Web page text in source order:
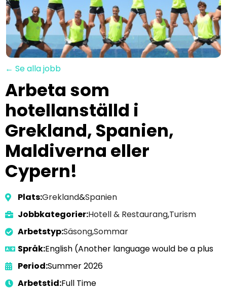
← Se alla jobb
Arbeta som
hotellanställd i
Grekland, Spanien,
Maldiverna eller
Cypern!
Plats:Grekland&Spanien
Jobbkategorier:Hotell & Restaurang,Turism
Arbetstyp:Säsong,Sommar
Språk:English (Another language would be a plus
Period:Summer 2026
Arbetstid:Full Time